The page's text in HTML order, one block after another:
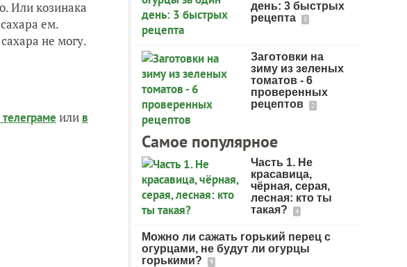
Или козинака
ем.
не могу.
телеграме или в
день: 3 быстрых
рецепта
5
Заготовки на
зиму из зеленых
томатов - 6
проверенных
рецептов
2
Самое популярное
Часть 1. Не
красавица,
чёрная, серая,
лесная: кто ты
такая?
4
Можно ли сажать горький перец с
огурцами, не будут ли огурцы
горькими?
9